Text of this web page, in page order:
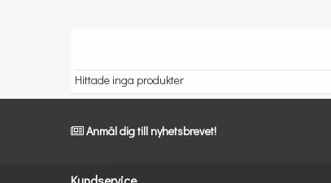
Hittade inga produkter
Anmäl dig till nyhetsbrevet!